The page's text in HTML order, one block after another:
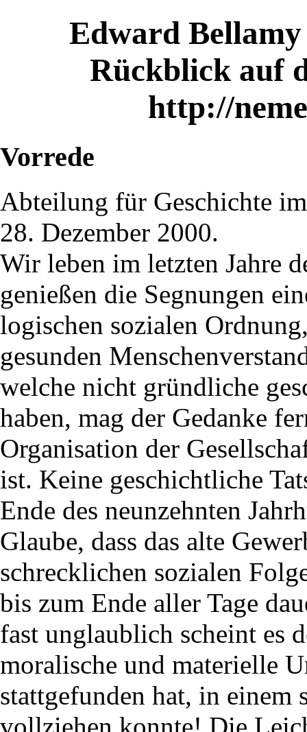
Edward
Rückblick auf
http://
Vorrede
Abteilung für Geschichte
28. Dezember 2000.
Wir leben im letzten Jahre
genießen die Segnungen
logischen sozialen
gesunden
welche nicht gründliche
haben, mag der Gedanke
Organisation der
ist. Keine geschichtliche
Ende des neunzehnten
Glaube, dass das alte
schrecklichen sozialen
bis zum Ende aller Tage
fast unglaublich scheint es
moralische und materielle
stattgefunden hat, in einem
vollziehen konnte! Die